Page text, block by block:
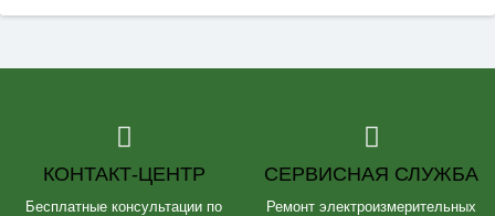
КОНТАКТ-ЦЕНТР
Бесплатные консультации по
СЕРВИСНАЯ СЛУЖБА
Ремонт электроизмерительных